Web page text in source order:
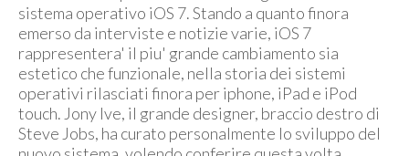
sistema operativo iOS 7. Stando a quanto finora
emerso da interviste e notizie varie, iOS 7
rappresentera' il piu' grande cambiamento sia
estetico che funzionale, nella storia dei sistemi
operativi rilasciati finora per iphone, iPad e iPod
touch. Jony Ive, il grande designer, braccio destro di
Steve Jobs, ha curato personalmente lo sviluppo del